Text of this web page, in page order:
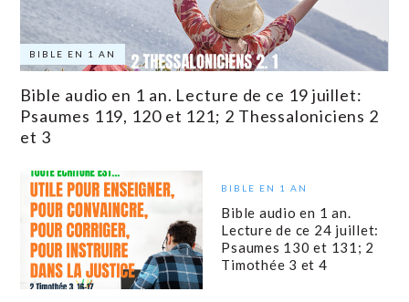
BIBLE EN 1 AN
Bible audio en 1 an. Lecture de ce 19 juillet:
Psaumes 119, 120 et 121; 2 Thessaloniciens 2
et 3
BIBLE EN 1 AN
Bible audio en 1 an.
Lecture de ce 24 juillet:
Psaumes 130 et 131; 2
Timothée 3 et 4